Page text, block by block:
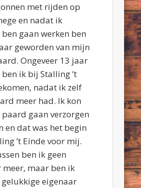
met rijden op
en nadat ik
gaan werken ben
geworden van mijn
Ongeveer 13 jaar
ik bij Stalling ’t
nadat ik zelf
meer had. Ik kon
paard gaan verzorgen
en dat was het begin
’t Einde voor mij.
ben ik geen
maar ben ik
eigenaar